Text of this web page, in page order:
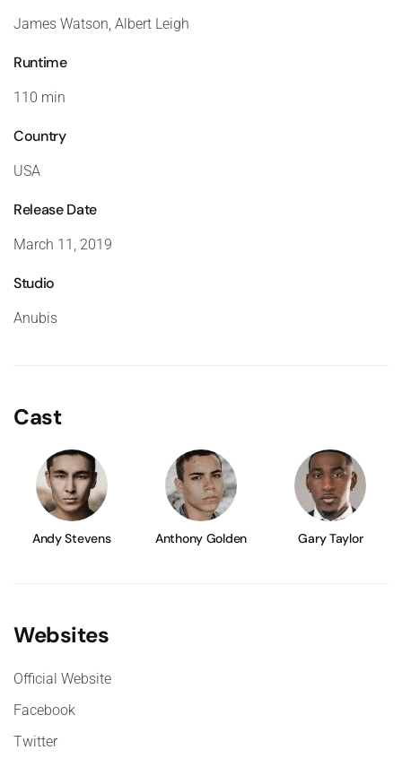
James Watson, Albert Leigh
Runtime
110 min
Country
USA
Release Date
March 11, 2019
Studio
Anubis
Cast
Andy Stevens Anthony Golden Gary Taylor
Websites
Official Website
Facebook
Twitter